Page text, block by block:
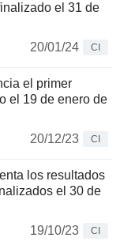
el 31 de
20/01/24
CI
el primer
el 19 de enero de
20/12/23
CI
los resultados
el 30 de
19/10/23
CI